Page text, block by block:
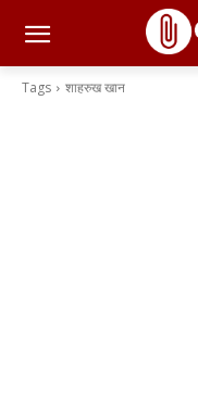
Tags शाहरुख खान